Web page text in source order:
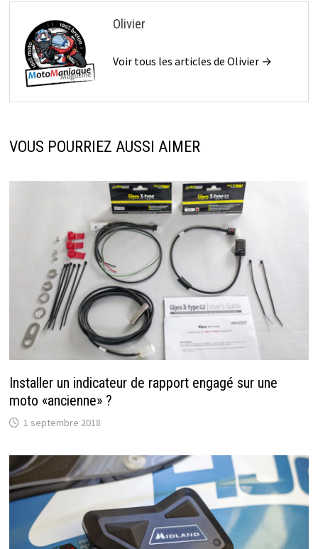
Olivier
Voir tous les articles de Olivier →
VOUS POURRIEZ AUSSI AIMER
Installer un indicateur de rapport engagé sur une
moto «ancienne» ?
1 septembre 2018